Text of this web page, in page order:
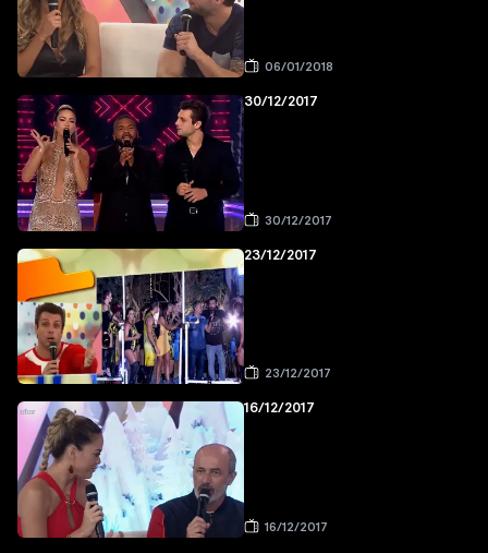
06/01/2018
30/12/2017
30/12/2017
23/12/2017
23/12/2017
16/12/2017
16/12/2017